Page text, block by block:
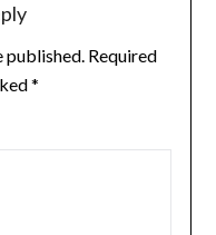
published. Required
*